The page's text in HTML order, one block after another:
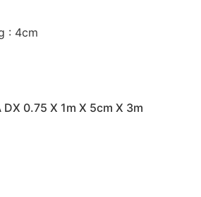
: 4cm
0.75 X 1m X 5cm X 3m